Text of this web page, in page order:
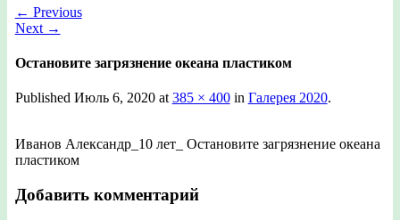
← Previous
Next →
Остановите загрязнение океана пластиком
Published Июль 6, 2020at 385 × 400in Галерея 2020.
Иванов Александр_10 лет_ Остановите загрязнение океана
пластиком
Добавить комментарий